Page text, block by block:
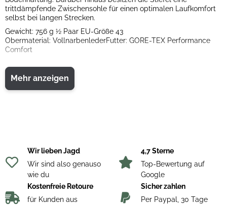
trittdämpfende Zwischensohle für einen optimalen Laufkomfort
selbst bei langen Strecken.
Gewicht: 756 g ½ Paar EU-Größe 43
Obermaterial: VollnarbenlederFutter: GORE-TEX Performance
Comfort
Mehr anzeigen
Wir lieben Jagd
Wir sind also genauso
wie du
4,7 Sterne
Top-Bewertung auf
Google
Kostenfreie Retoure
für Kunden aus
Sicher zahlen
Per Paypal, 30 Tage